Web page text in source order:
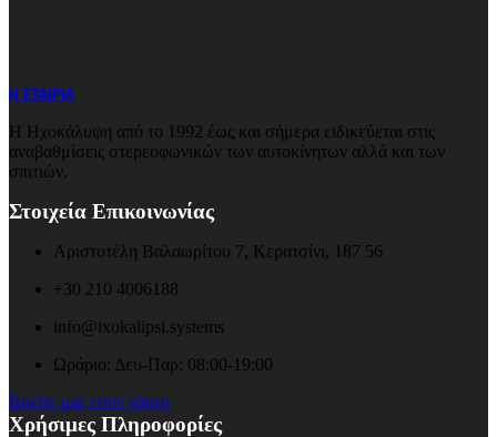
Η ΕΤΑΙΡΙΑ
Η Ηχοκάλυψη από το 1992 έως και σήμερα ειδικεύεται στις
αναβαθμίσεις στερεοφωνικών των αυτοκίνητων αλλά και των
σπιτιών.
Στοιχεία Επικοινωνίας
Αριστοτέλη Βαλαωρίτου 7, Κερατσίνι, 187 56
+30 210 4006188
info@ixokalipsi.systems
Ωράριο: Δευ-Παρ: 08:00-19:00
Βρείτε μας στον χάρτη
Χρήσιμες Πληροφορίες